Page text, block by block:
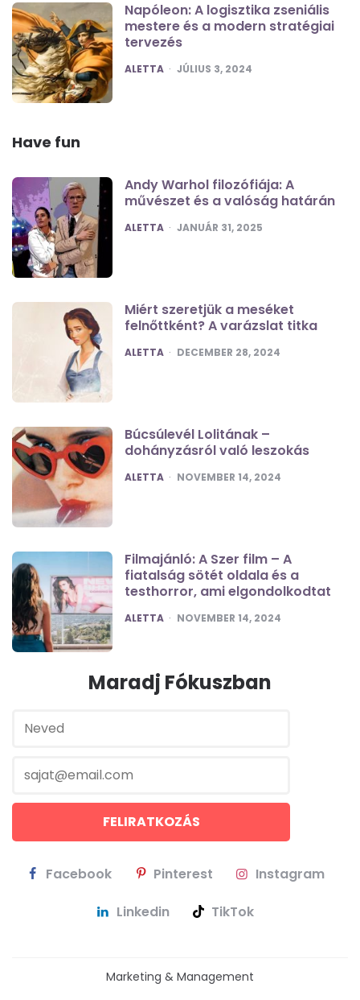
Napóleon: A logisztika zseniális
mestere és a modern stratégiai
tervezés
POSTED
ALETTA JÚLIUS 3, 2024
Have fun
Andy Warhol filozófiája: A
művészet és a valóság határán
POSTED
ALETTA JANUÁR 31, 2025
Miért szeretjük a meséket
felnőttként? A varázslat titka
POSTED
ALETTA DECEMBER 28, 2024
Búcsúlevél Lolitának –
dohányzásról való leszokás
POSTED
ALETTA NOVEMBER 14, 2024
Filmajánló: A Szer film – A
fiatalság sötét oldala és a
testhorror, ami elgondolkodtat
POSTED
ALETTA NOVEMBER 14, 2024
Maradj Fókuszban
Facebook Pinterest Instagram
Linkedin TikTok
Marketing & Management